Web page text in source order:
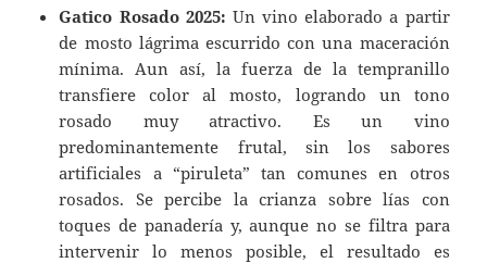
Gatico Rosado 2025: Un vino elaborado a partir
de mosto lágrima escurrido con una maceración
mínima. Aun así, la fuerza de la tempranillo
transfiere color al mosto, logrando un tono
rosado muy atractivo. Es un vino
predominantemente frutal, sin los sabores
artificiales a “piruleta” tan comunes en otros
rosados. Se percibe la crianza sobre lías con
toques de panadería y, aunque no se filtra para
intervenir lo menos posible, el resultado es